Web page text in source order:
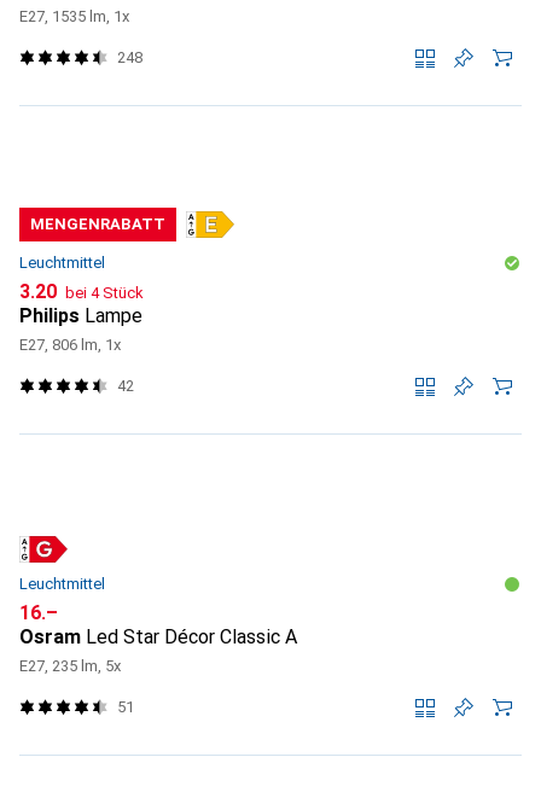
E27, 1535 lm, 1x
248
MENGENRABATT
Leuchtmittel
CHF
3.20 bei 4 Stück
Philips Lampe
E27, 806 lm, 1x
42
Leuchtmittel
CHF
16.–
Osram Led Star Décor Classic A
E27, 235 lm, 5x
51